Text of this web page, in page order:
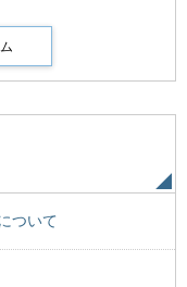
ついて